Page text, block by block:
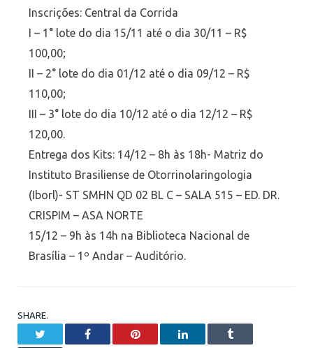
Inscrições: Central da Corrida
I – 1° lote do dia 15/11 até o dia 30/11 – R$
100,00;
II – 2° lote do dia 01/12 até o dia 09/12 – R$
110,00;
III – 3° lote do dia 10/12 até o dia 12/12 – R$
120,00.
Entrega dos Kits: 14/12 – 8h às 18h- Matriz do
Instituto Brasiliense de Otorrinolaringologia
(Iborl)- ST SMHN QD 02 BL C – SALA 515 – ED. DR.
CRISPIM – ASA NORTE
15/12 – 9h às 14h na Biblioteca Nacional de
Brasília – 1º Andar – Auditório.
SHARE.
Facebook Pinterest LinkedIn Tumblr